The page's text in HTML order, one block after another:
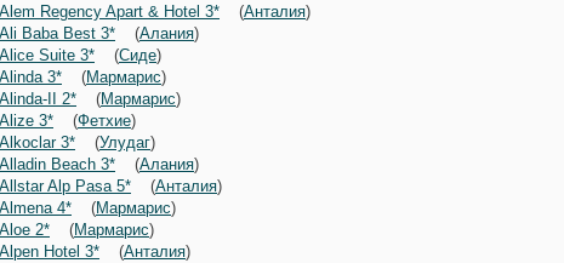
Regency Apart & Hotel 3* (Анталия)
Baba Best 3* (Алания)
Suite 3* (Сиде)
3* (Мармарис)
II 2* (Мармарис)
3* (Фетхие)
3* (Улудаг)
Beach 3* (Алания)
Alp Pasa 5* (Анталия)
4* (Мармарис)
2* (Мармарис)
Hotel 3* (Анталия)